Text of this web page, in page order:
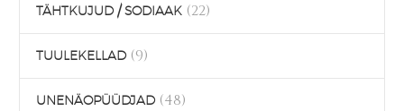
TÄHTKUJUD / SODIAAK (22)
TUULEKELLAD (9)
UNENÄOPÜÜDJAD (48)